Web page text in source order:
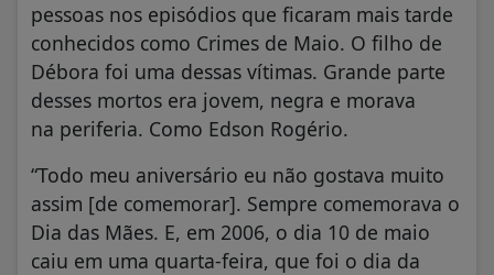
pessoas nos episódios que ficaram mais tarde
conhecidos como Crimes de Maio. O filho de
Débora foi uma dessas vítimas. Grande parte
desses mortos era jovem, negra e morava
na periferia. Como Edson Rogério.
“Todo meu aniversário eu não gostava muito
assim [de comemorar]. Sempre comemorava o
Dia das Mães. E, em 2006, o dia 10 de maio
caiu em uma quarta-feira, que foi o dia da